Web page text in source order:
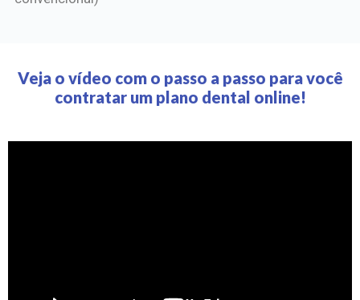
Veja o vídeo com o passo a passo para você
contratar um plano dental online!